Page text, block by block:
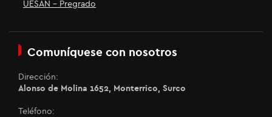
UESAN - Pregrado
Comuníquese con nosotros
Dirección:
Alonso de Molina 1652, Monterrico, Surco
Teléfono: